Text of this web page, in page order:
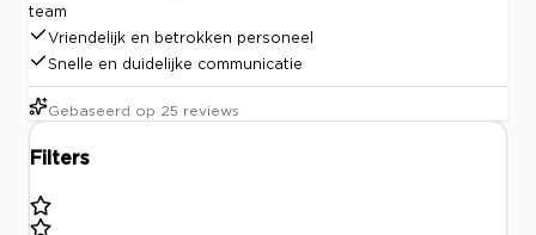
team
Vriendelijk en betrokken personeel
Snelle en duidelijke communicatie
Gebaseerd op 25 reviews
Filters